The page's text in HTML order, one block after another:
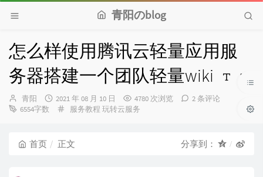
青阳のblog
怎么样使用腾讯云轻量应用服
务器搭建一个团队轻量wiki
博
主：
青阳
发
布
2021 年 08 月 10 日 4780 次浏览
2 条评论
6554字数
分
服务教程 玩转云服务
首页 正文 分享到：